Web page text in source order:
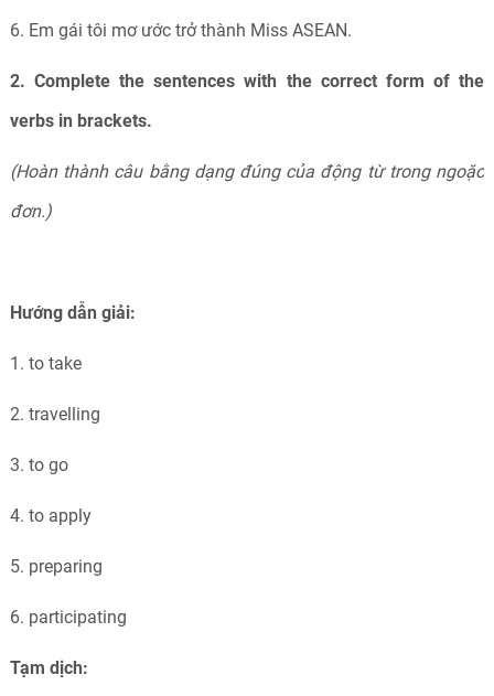
6. Em gái tôi mơ ước trở thành Miss ASEAN.
2. Complete the sentences with the correct form of the
verbs in brackets.
(Hoàn thành câu bằng dạng đúng của động từ trong ngoặc
đơn.)
Hướng dẫn giải:
1. to take
2. travelling
3. to go
4. to apply
5. preparing
6. participating
Tạm dịch: